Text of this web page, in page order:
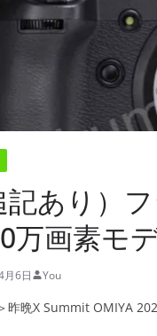
記あり）
万画素モ
月6日 You
昨晩X Summit OMIYA